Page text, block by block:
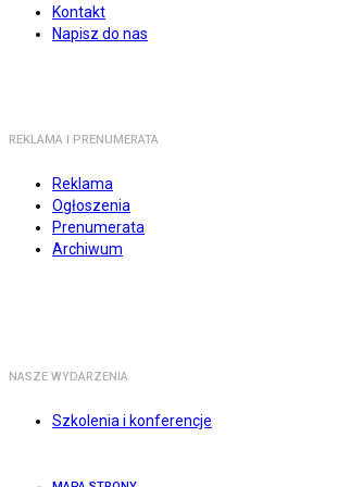
Kontakt
Napisz do nas
REKLAMA I PRENUMERATA
Reklama
Ogłoszenia
Prenumerata
Archiwum
NASZE WYDARZENIA
Szkolenia i konferencje